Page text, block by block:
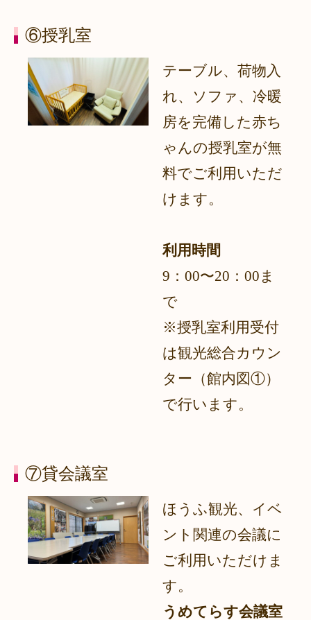
⑥授乳室
テーブル、荷物入
れ、ソファ、冷暖
房を完備した赤ち
ゃんの授乳室が無
料でご利用いただ
けます。
利用時間
9：00〜20：00ま
で
※授乳室利用受付
は観光総合カウン
ター（館内図①）
で行います。
⑦貸会議室
ほうふ観光、イベ
ント関連の会議に
ご利用いただけま
す。
うめてらす会議室